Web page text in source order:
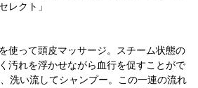
レクト」
使って頭皮マッサージ。スチーム状態の
汚れを浮かせながら血行を促すことがで
洗い流してシャンプー。この一連の流れ